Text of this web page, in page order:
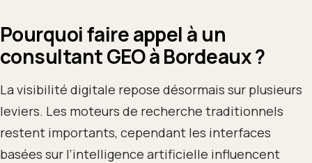
Pourquoi faire appel à un
consultant GEO à Bordeaux ?
La visibilité digitale repose désormais sur plusieurs
leviers. Les moteurs de recherche traditionnels
restent importants, cependant les interfaces
basées sur l’intelligence artificielle influencent